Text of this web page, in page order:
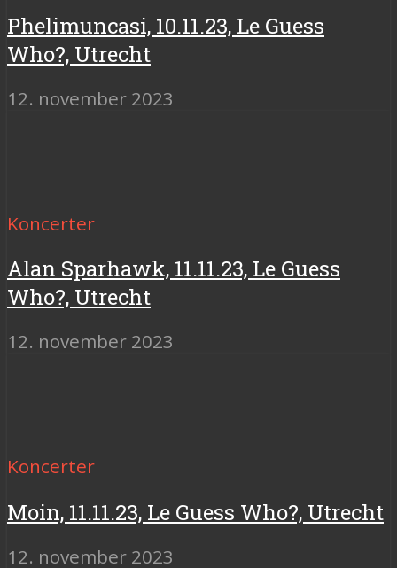
Phelimuncasi, 10.11.23, Le Guess
Who?, Utrecht
12. november 2023
Koncerter
Alan Sparhawk, 11.11.23, Le Guess
Who?, Utrecht
12. november 2023
Koncerter
Moin, 11.11.23, Le Guess Who?, Utrecht
12. november 2023